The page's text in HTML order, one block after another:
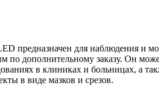
для наблюдения и
по дополнительному заказу. Он
в клиниках и больницах, а
в виде мазков и срезов.